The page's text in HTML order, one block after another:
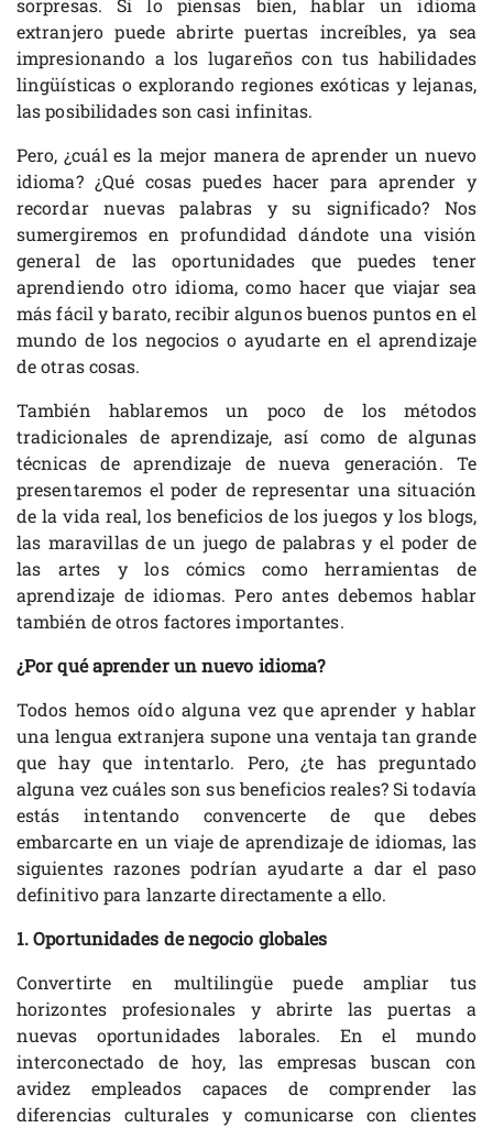
sorpresas. Si lo piensas bien, hablar un idioma
extranjero puede abrirte puertas increíbles, ya sea
impresionando a los lugareños con tus habilidades
lingüísticas o explorando regiones exóticas y lejanas,
las posibilidades son casi infinitas.
Pero, ¿cuál es la mejor manera de aprender un nuevo
idioma? ¿Qué cosas puedes hacer para aprender y
recordar nuevas palabras y su significado? Nos
sumergiremos en profundidad dándote una visión
general de las oportunidades que puedes tener
aprendiendo otro idioma, como hacer que viajar sea
más fácil y barato, recibir algunos buenos puntos en el
mundo de los negocios o ayudarte en el aprendizaje
de otras cosas.
También hablaremos un poco de los métodos
tradicionales de aprendizaje, así como de algunas
técnicas de aprendizaje de nueva generación. Te
presentaremos el poder de representar una situación
de la vida real, los beneficios de los juegos y los blogs,
las maravillas de un juego de palabras y el poder de
las artes y los cómics como herramientas de
aprendizaje de idiomas. Pero antes debemos hablar
también de otros factores importantes.
¿Por qué aprender un nuevo idioma?
Todos hemos oído alguna vez que aprender y hablar
una lengua extranjera supone una ventaja tan grande
que hay que intentarlo. Pero, ¿te has preguntado
alguna vez cuáles son sus beneficios reales? Si todavía
estás intentando convencerte de que debes
embarcarte en un viaje de aprendizaje de idiomas, las
siguientes razones podrían ayudarte a dar el paso
definitivo para lanzarte directamente a ello.
1. Oportunidades de negocio globales
Convertirte en multilingüe puede ampliar tus
horizontes profesionales y abrirte las puertas a
nuevas oportunidades laborales. En el mundo
interconectado de hoy, las empresas buscan con
avidez empleados capaces de comprender las
diferencias culturales y comunicarse con clientes